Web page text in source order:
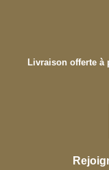
Livraison offerte à